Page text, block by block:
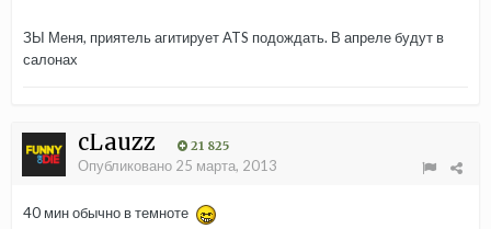
ЗЫ Меня, приятель агитирует ATS подождать. В апреле будут в
салонах
cLauzz 21 825
Опубликовано 25 марта, 2013
40 мин обычно в темноте